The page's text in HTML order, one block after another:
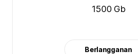
1500 Gb
Berlangganan